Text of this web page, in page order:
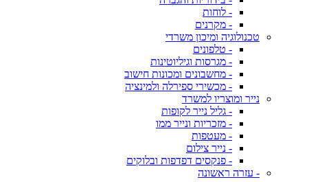
- לוחות
- מקרנים
טכנולוגיה ומיכון משרדי
- טלפונים
- מגרסות וגיליוטינות
- מחשבונים ומכונות חישוב
- מכשירי ספירלה ולמינציה
נייר ומוצריו למשרד
- גליל נייר לקופות
- מזכריות ונייר ממו
- מעטפות
- נייר צילום
- פנקסים דפדפות ובלוקים
- עזרה ראשונה